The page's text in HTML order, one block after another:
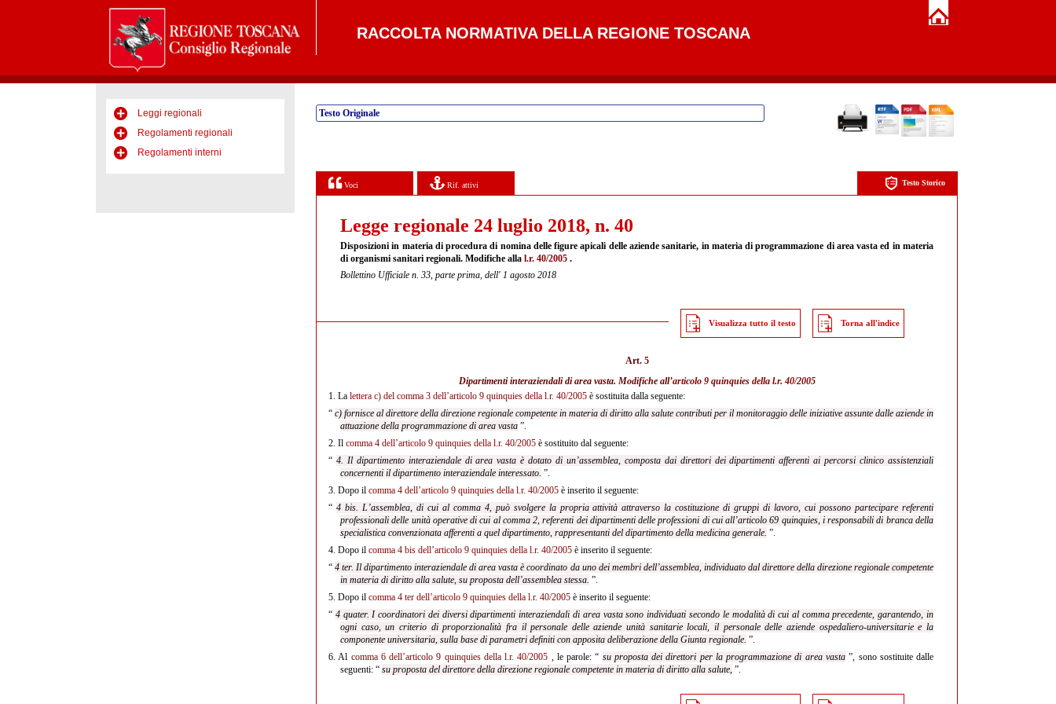
RACCOLTA NORMATIVA DELLA REGIONE TOSCANA
Leggi regionali
Regolamenti regionali
Regolamenti interni
Testo Originale
Voci Rif. attivi Testo Storico
Legge regionale 24 luglio 2018, n. 40
Disposizioni in materia di procedura di nomina delle figure apicali delle aziende sanitarie, in materia di programmazione di area vasta ed in materia
di organismi sanitari regionali. Modifiche alla l.r. 40/2005 .
Bollettino Ufficiale n. 33, parte prima, dell' 1 agosto 2018
Visualizza tutto il testo Torna all'indice
Art. 5
Dipartimenti interaziendali di area vasta. Modifiche all’articolo 9 quinquies della l.r. 40/2005
1. La lettera c) del comma 3 dell’articolo 9 quinquies della l.r. 40/2005 è sostituita dalla seguente:
“ c) fornisce al direttore della direzione regionale competente in materia di diritto alla salute contributi per il monitoraggio delle iniziative assunte dalle aziende in
attuazione della programmazione di area vasta ”.
2. Il comma 4 dell’articolo 9 quinquies della l.r. 40/2005 è sostituito dal seguente:
“ 4. Il dipartimento interaziendale di area vasta è dotato di un’assemblea, composta dai direttori dei dipartimenti afferenti ai percorsi clinico assistenziali
concernenti il dipartimento interaziendale interessato. ”.
3. Dopo il comma 4 dell’articolo 9 quinquies della l.r. 40/2005 è inserito il seguente:
“ 4 bis. L’assemblea, di cui al comma 4, può svolgere la propria attività attraverso la costituzione di gruppi di lavoro, cui possono partecipare referenti
professionali delle unità operative di cui al comma 2, referenti dei dipartimenti delle professioni di cui all’articolo 69 quinquies, i responsabili di branca della
specialistica convenzionata afferenti a quel dipartimento, rappresentanti del dipartimento della medicina generale. ”.
4. Dopo il comma 4 bis dell’articolo 9 quinquies della l.r. 40/2005 è inserito il seguente:
“4 ter. Il dipartimento interaziendale di area vasta è coordinato da uno dei membri dell’assemblea, individuato dal direttore della direzione regionale competente
in materia di diritto alla salute, su proposta dell’assemblea stessa. ”.
5. Dopo il comma 4 ter dell’articolo 9 quinquies della l.r. 40/2005 è inserito il seguente:
“ 4 quater. I coordinatori dei diversi dipartimenti interaziendali di area vasta sono individuati secondo le modalità di cui al comma precedente, garantendo, in
ogni caso, un criterio di proporzionalità fra il personale delle aziende unità sanitarie locali, il personale delle aziende ospedaliero-universitarie e la
componente universitaria, sulla base di parametri definiti con apposita deliberazione della Giunta regionale. ”.
6. Al comma 6 dell’articolo 9 quinquies della l.r. 40/2005 , le parole: “ su proposta dei direttori per la programmazione di area vasta ”, sono sostituite dalle
seguenti: “ su proposta del direttore della direzione regionale competente in materia di diritto alla salute, ”.